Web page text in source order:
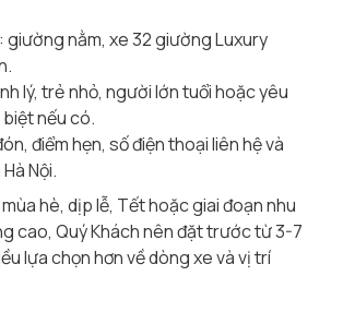
giường nằm, xe 32 giường Luxury
lý, trẻ nhỏ, người lớn tuổi hoặc yêu
nếu có.
điểm hẹn, số điện thoại liên hệ và
Nội.
hè, dịp lễ, Tết hoặc giai đoạn nhu
cao, Quý Khách nên đặt trước từ 3-7
lựa chọn hơn về dòng xe và vị trí